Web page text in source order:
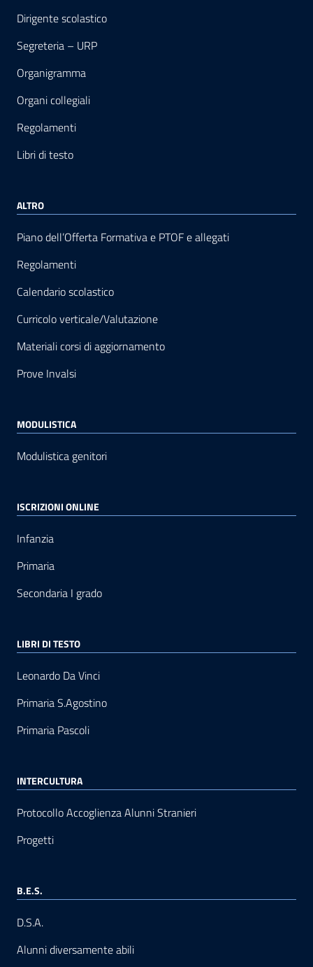
Dirigente scolastico
Segreteria – URP
Organigramma
Organi collegiali
Regolamenti
Libri di testo
ALTRO
Piano dell’Offerta Formativa e PTOF e allegati
Regolamenti
Calendario scolastico
Curricolo verticale/Valutazione
Materiali corsi di aggiornamento
Prove Invalsi
MODULISTICA
Modulistica genitori
ISCRIZIONI ONLINE
Infanzia
Primaria
Secondaria I grado
LIBRI DI TESTO
Leonardo Da Vinci
Primaria S.Agostino
Primaria Pascoli
INTERCULTURA
Protocollo Accoglienza Alunni Stranieri
Progetti
B.E.S.
D.S.A.
Alunni diversamente abili